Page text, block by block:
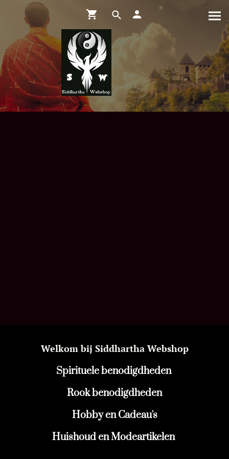
Welkom bij Siddhartha Webshop
Spirituele benodigdheden
Rook benodigdheden
Hobby en Cadeau's
Huishoud en Modeartikelen